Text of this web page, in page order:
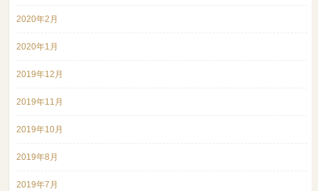
2020年2月
2020年1月
2019年12月
2019年11月
2019年10月
2019年8月
2019年7月